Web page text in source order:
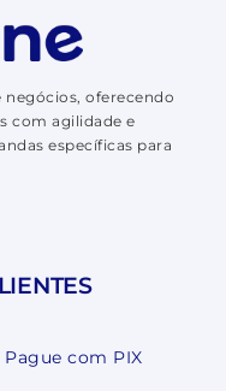
negócios, oferecendo
com agilidade e
específicas para
Pague com PIX